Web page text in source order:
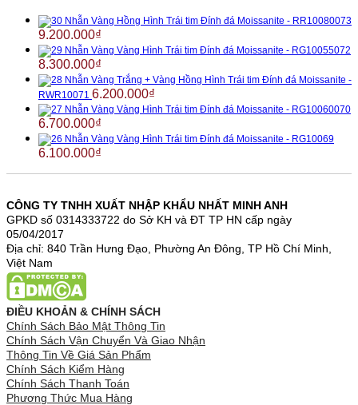
Nhẫn Vàng Hồng Hình Trái tim Đính đá Moissanite - RR10080073
9.200.000₫
Nhẫn Vàng Vàng Hình Trái tim Đính đá Moissanite - RG10055072
8.300.000₫
Nhẫn Vàng Trắng + Vàng Hồng Hình Trái tim Đính đá Moissanite -
RWR10071 6.200.000₫
Nhẫn Vàng Vàng Hình Trái tim Đính đá Moissanite - RG10060070
6.700.000₫
Nhẫn Vàng Vàng Hình Trái tim Đính đá Moissanite - RG10069
6.100.000₫
CÔNG TY TNHH XUẤT NHẬP KHẨU NHẤT MINH ANH
GPKD số 0314333722 do Sở KH và ĐT TP HN cấp ngày
05/04/2017
Địa chỉ: 840 Trần Hưng Đạo, Phường An Đông, TP Hồ Chí Minh,
Việt Nam
ĐIỀU KHOẢN & CHÍNH SÁCH
Chính Sách Bảo Mật Thông Tin
Chính Sách Vận Chuyển Và Giao Nhận
Thông Tin Về Giá Sản Phẩm
Chính Sách Kiểm Hàng
Chính Sách Thanh Toán
Phương Thức Mua Hàng